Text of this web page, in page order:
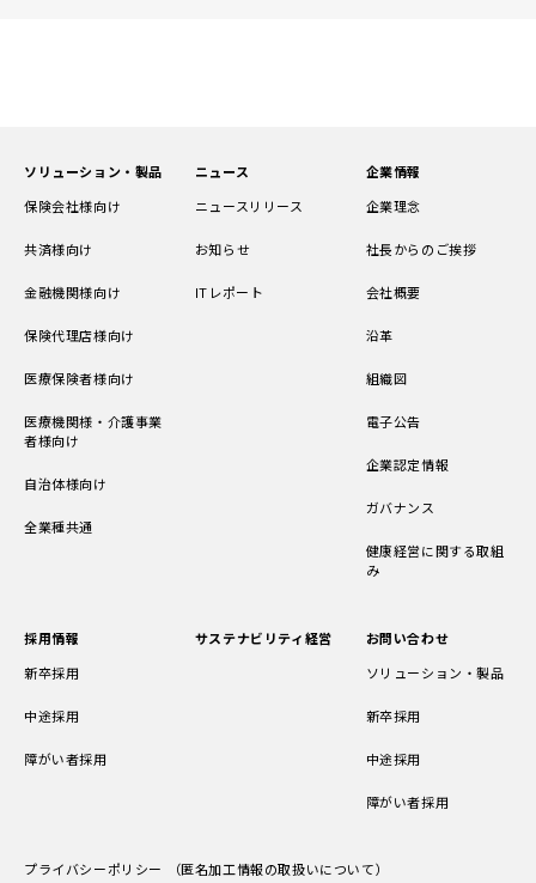
ソリューション・製品
保険会社様向け
共済様向け
金融機関様向け
保険代理店様向け
医療保険者様向け
医療機関様・介護事業
者様向け
自治体様向け
全業種共通
ニュース
ニュースリリース
お知らせ
ITレポート
企業情報
企業理念
社長からのご挨拶
会社概要
沿革
組織図
電子公告
企業認定情報
ガバナンス
健康経営に関する取組
み
採用情報
新卒採用
中途採用
障がい者採用
サステナビリティ経営 お問い合わせ
ソリューション・製品
新卒採用
中途採用
障がい者採用
プライバシーポリシー （匿名加工情報の取扱いについて）